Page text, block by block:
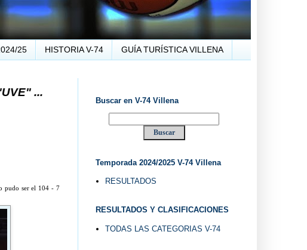
25 HISTORIA V-74 GUÍA TURÍSTICA VILLENA
pudo ser el 104 - 7
Buscar en V-74 Villena
Temporada 2024/2025 V-74 Villena
RESULTADOS
RESULTADOS Y CLASIFICACIONES
TODAS LAS CATEGORIAS V-74